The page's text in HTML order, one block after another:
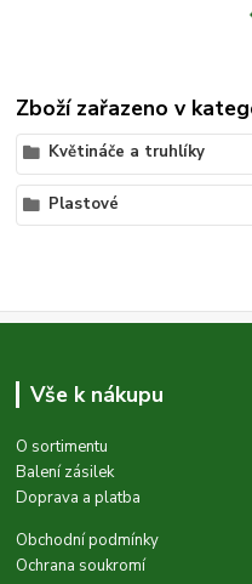
Zboží zařazeno v
Květináče a truhlíky
Plastové
Vše k nákupu
O sortimentu
Balení zásilek
Doprava a platba
Obchodní podmínky
Ochrana soukromí